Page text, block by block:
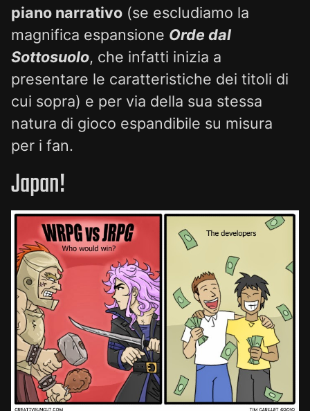
piano narrativo (se escludiamo la
magnifica espansione Orde dal
Sottosuolo, che infatti inizia a
presentare le caratteristiche dei titoli di
cui sopra) e per via della sua stessa
natura di gioco espandibile su misura
per i fan.
Japan!